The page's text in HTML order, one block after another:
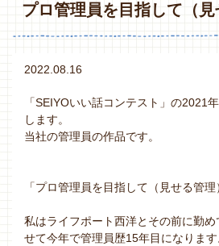
プロ管理員を目指して（見
2022.08.16
「SEIYOいい話コンテスト」の2021
します。
当社の管理員の作品です。
「プロ管理員を目指して（見せる管理
私はライフポート西洋とその前に勤
せて今年で管理員歴15年目になります